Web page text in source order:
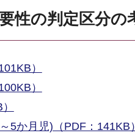
性の判定区分の
）
）
5か月児)（PDF：141KB）